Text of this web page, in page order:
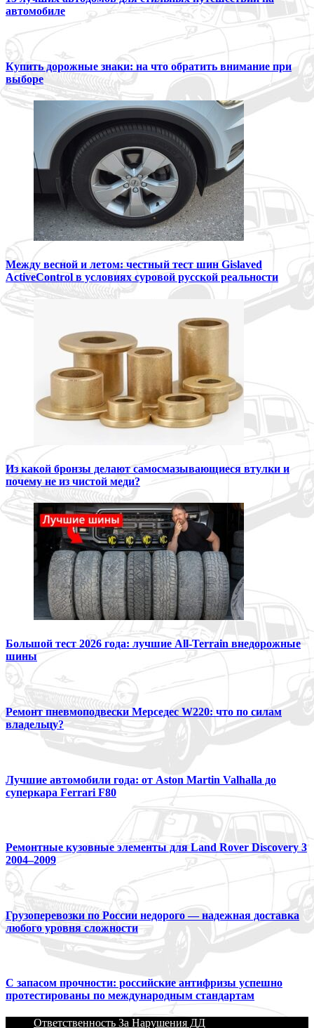
автомобиле
Купить дорожные знаки: на что обратить внимание при
выборе
Между весной и летом: честный тест шин Gislaved
ActiveControl в условиях суровой русской реальности
Из какой бронзы делают самосмазывающиеся втулки и
почему не из чистой меди?
Большой тест 2026 года: лучшие All-Terrain внедорожные
шины
Ремонт пневмоподвески Мерседес W220: что по силам
владельцу?
Лучшие автомобили года: от Aston Martin Valhalla до
суперкара Ferrari F80
Ремонтные кузовные элементы для Land Rover Discovery 3
2004–2009
Грузоперевозки по России недорого — надежная доставка
любого уровня сложности
С запасом прочности: российские антифризы успешно
протестированы по международным стандартам
Ответственность За Нарушения ДД